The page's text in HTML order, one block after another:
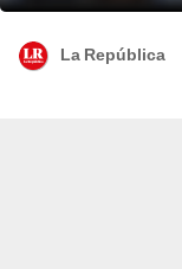
La República